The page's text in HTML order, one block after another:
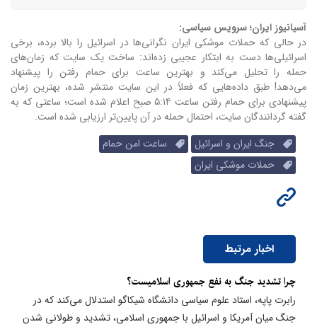
آسیانیوز ایران؛ سرویس سیاسی:
در حالی که حملات موشکی ایران نگرانی‌ها در اسرائیل را بالا برده، برخی
اسرائیلی‌ها دست به ابتکار عجیبی زده‌اند: ساخت یک سایت که زمان‌های
حمله را تحلیل می‌کند و بهترین ساعت برای حمام رفتن را پیشنهاد
می‌دهد! طبق داده‌هایی که فعلاً در این سایت منتشر شده، بهترین زمان
پیشنهادی برای حمام رفتن ساعت ۵:۱۴ صبح اعلام شده است؛ ساعتی که به
گفته گردانندگان سایت، احتمال حمله در آن پایین‌تر ارزیابی شده است.
جنگ ایران و اسرائیل
ساعت امن حمام
حملات موشکی ایران
اخبار مرتبط
چرا تشدید جنگ به نفع جمهوری اسلامیست؟
رابرت پاپه، استاد علوم سیاسی دانشگاه شیکاگو استدلال می‌کند که در
جنگ میان آمریکا و اسرائیل با جمهوری اسلامی، تشدید و طولانی شدن